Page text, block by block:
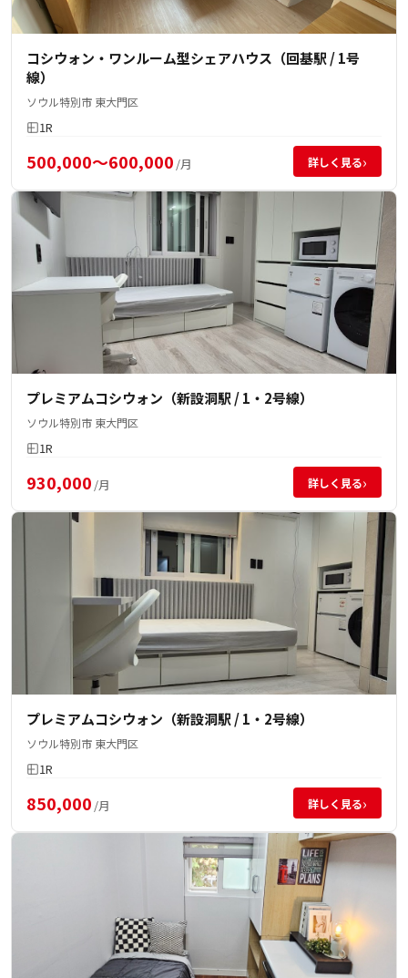
コシウォン・ワンルーム型シェアハウス（回基駅 / 1号
線）
ソウル特別市 東大門区
1R
500,000～600,000 /月 詳しく見る›
プレミアムコシウォン（新設洞駅 / 1・2号線）
ソウル特別市 東大門区
1R
930,000 /月 詳しく見る›
プレミアムコシウォン（新設洞駅 / 1・2号線）
ソウル特別市 東大門区
1R
850,000 /月 詳しく見る›